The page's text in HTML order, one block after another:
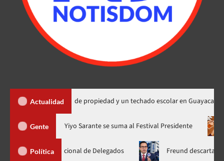
Actualidad
450 títulos de propiedad y un techado escolar en Guayacanal
Gente
nuevo horario Yiyo Sarante se suma al Festival
Política
Nacional de Delegados Freund descarta Secretaría